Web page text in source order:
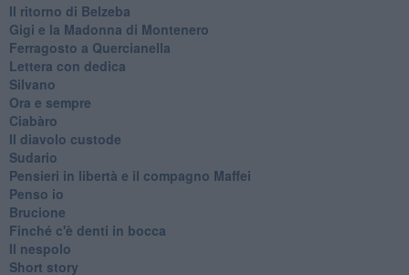
Il ritorno di Belzeba
Gigi e la Madonna di Montenero
Ferragosto a Quercianella
Lettera con dedica
Silvano
Ora e sempre
Ciabàro
Il diavolo custode
Sudario
Pensieri in libertà e il compagno Maffei
Penso io
Brucione
Finché c'è denti in bocca
Il nespolo
Short story